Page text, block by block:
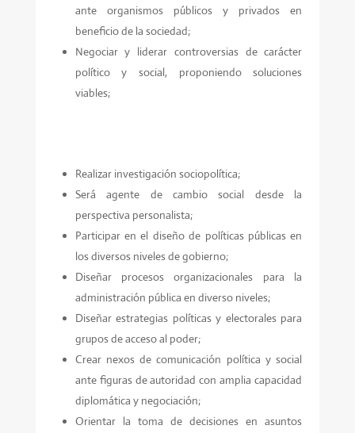
ante organismos públicos y privados en
beneficio de la sociedad;
Negociar y liderar controversias de carácter
político y social, proponiendo soluciones
viables;
Realizar investigación sociopolítica;
Será agente de cambio social desde la
perspectiva personalista;
Participar en el diseño de políticas públicas en
los diversos niveles de gobierno;
Diseñar procesos organizacionales para la
administración pública en diverso niveles;
Diseñar estrategias políticas y electorales para
grupos de acceso al poder;
Crear nexos de comunicación política y social
ante figuras de autoridad con amplia capacidad
diplomática y negociación;
Orientar la toma de decisiones en asuntos